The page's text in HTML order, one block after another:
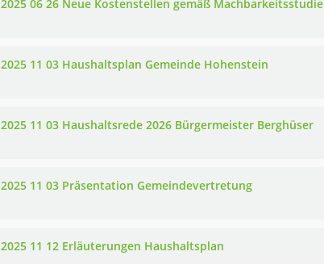
2025 06 26 Neue Kostenstellen gemäß Machbarkeitsstudie
2025 11 03 Haushaltsplan Gemeinde Hohenstein
2025 11 03 Haushaltsrede 2026 Bürgermeister Berghüser
2025 11 03 Präsentation Gemeindevertretung
2025 11 12 Erläuterungen Haushaltsplan